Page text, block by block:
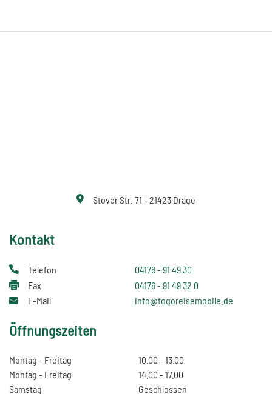
Stover Str. 71 - 21423 Drage
Kontakt
Telefon
04176 - 91 49 30
Fax
04176 - 91 49 32 0
E-Mail
info@togoreisemobile.de
Öffnungszeiten
Montag - Freitag
10.00 - 13.00
Montag - Freitag
14.00 - 17.00
Samstag
Geschlossen